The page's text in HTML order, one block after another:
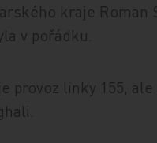
kraje Roman
v pořádku.
provoz linky 155,